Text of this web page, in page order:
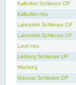
Kalkofen Schleuse OP
Kalkofen neu
Lahnstein Schleuse OP
Lahnstein Schleuse UP
Leun neu
Limburg Schleuse UP
Marburg
Nassau Schleuse OP